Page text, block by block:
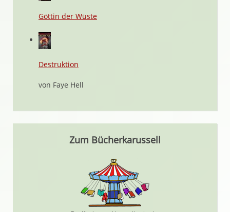
Göttin der Wüste
Destruktion
von Faye Hell
Zum Bücherkarussell